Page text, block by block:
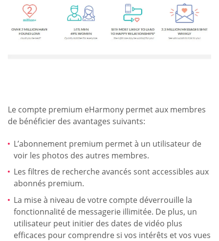
Le compte premium eHarmony permet aux membres
de bénéficier des avantages suivants:
L’abonnement premium permet à un utilisateur de
voir les photos des autres membres.
Les filtres de recherche avancés sont accessibles aux
abonnés premium.
La mise à niveau de votre compte déverrouille la
fonctionnalité de messagerie illimitée. De plus, un
utilisateur peut initier des dates de vidéo plus
efficaces pour comprendre si vos intérêts et vos vues